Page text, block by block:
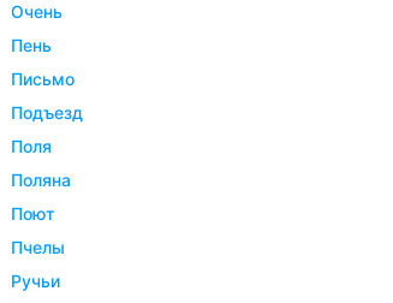
очень
пень
письмо
подъезд
поля
поляна
поют
пчелы
ручьи